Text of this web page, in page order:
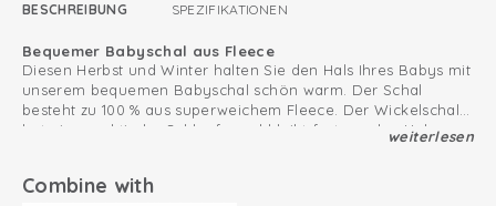
BESCHREIBUNG SPEZIFIKATIONEN
Bequemer Babyschal aus Fleece
Diesen Herbst und Winter halten Sie den Hals Ihres Babys mit
unserem bequemen Babyschal schön warm. Der Schal
besteht zu 100 % aus superweichem Fleece. Der Wickelschal
hat eine praktische Schlaufe und bleibt fest um den Hals
Kombinieren Sie den Babyschal mit einer Baby-Winterjacke
Unser Muffler Wickelschal lässt sich gut mit passenden
weiterlesen
Combine with